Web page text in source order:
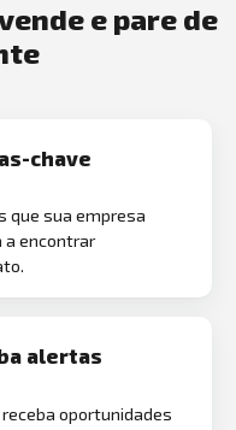
e pare de
chave
que sua empresa
a encontrar
alertas
oportunidades